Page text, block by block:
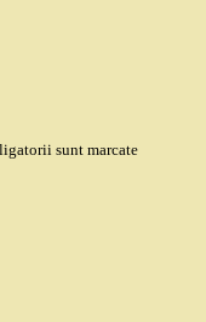
sunt marcate